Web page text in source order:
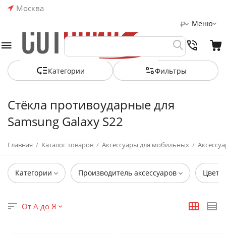
Москва
Меню
₽
Категории Фильтры
Стёкла противоударные для
Samsung Galaxy S22
Главная / Каталог товаров / Аксессуары для мобильных /
Категории Производитель аксессуаров Цвет
От А до Я